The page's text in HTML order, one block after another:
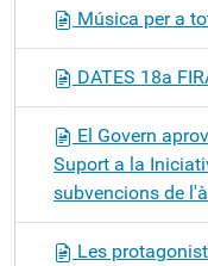
Música per a
DATES 18a
El Govern
Suport a la
subvencions de
Les